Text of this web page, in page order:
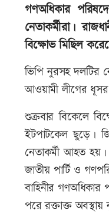
গণঅধিকার
নেতাকর্মীরা।
বিক্ষোভ মিছিল
ভিপি নুরসহ দলটির
আওয়ামী লীগের ধূসর
শুক্রবার বিকেলে
ইটপাটকেল ছুড়ে।
নেতাকর্মী আহত হয়।
জাতীয় পার্টি ও
বাহিনীর
পরে রক্তাক্ত অবস্থায়